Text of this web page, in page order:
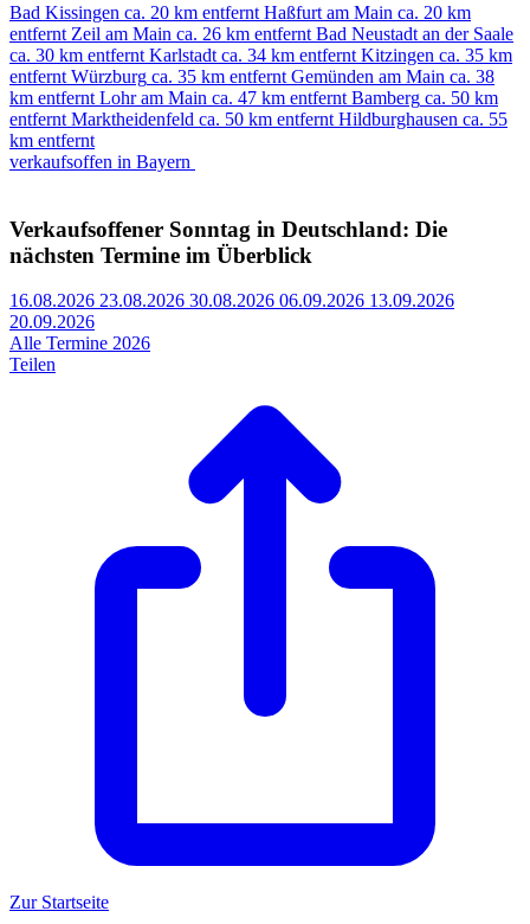
Bad Kissingen ca. 20 km entfernt Haßfurt am Main ca. 20 km
entfernt Zeil am Main ca. 26 km entfernt Bad Neustadt an der Saale
ca. 30 km entfernt Karlstadt ca. 34 km entfernt Kitzingen ca. 35 km
entfernt Würzburg ca. 35 km entfernt Gemünden am Main ca. 38
km entfernt Lohr am Main ca. 47 km entfernt Bamberg ca. 50 km
entfernt Marktheidenfeld ca. 50 km entfernt Hildburghausen ca. 55
km entfernt
verkaufsoffen in Bayern
Verkaufsoffener Sonntag in Deutschland: Die
nächsten Termine im Überblick
16.08.2026 23.08.2026 30.08.2026 06.09.2026 13.09.2026
20.09.2026
Alle Termine 2026
Teilen
Zur Startseite